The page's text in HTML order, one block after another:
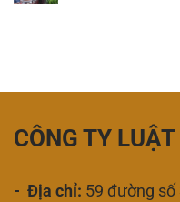
CÔNG TY
- Địa chỉ: 59 đường số